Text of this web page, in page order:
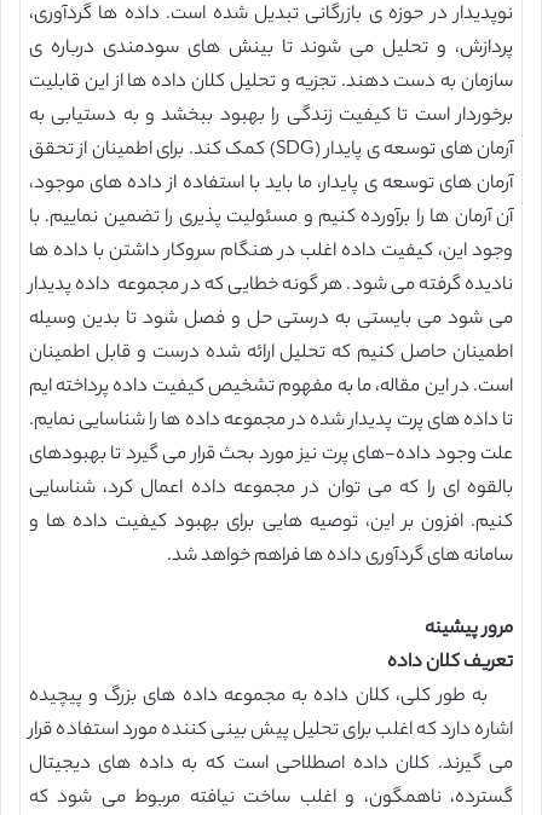
نوپدیدار در حوزه ی بازرگانی تبدیل شده است. داده ها گردآوری،
پردازش، و تحلیل می شوند تا بینش های سودمندی درباره ی
سازمان به دست دهند. تجزیه و تحلیل کلان داده ها از این قابلیت
برخوردار است تا کیفیت زندگی را بهبود ببخشد و به دستیابی به
آرمان های توسعه ی پایدار (SDG) کمک کند. برای اطمینان از تحقق
آرمان های توسعه ی پایدار، ما باید با استفاده از داده های موجود،
آن آرمان ها را برآورده کنیم و مسئولیت پذیری را تضمین نماییم. با
وجود این، کیفیت داده اغلب در هنگام سروکار داشتن با داده ها
نادیده گرفته می شود. هر گونه خطایی که در مجموعه داده پدیدار
می شود می بایستی به درستی حل و فصل شود تا بدین وسیله
اطمینان حاصل کنیم که تحلیل ارائه شده درست و قابل اطمینان
است. در این مقاله، ما به مفهوم تشخیص کیفیت داده پرداخته ایم
تا داده های پرت پدیدار شده در مجموعه داده ها را شناسایی نمایم.
علت وجود داده-های پرت نیز مورد بحث قرار می گیرد تا بهبودهای
بالقوه ای را که می توان در مجموعه داده اعمال کرد، شناسایی
کنیم. افزون بر این، توصیه هایی برای بهبود کیفیت داده ها و
سامانه های گردآوری داده ها فراهم خواهد شد.
مرور پیشینه
تعریف کلان داده
به طور کلی، کلان داده به مجموعه داده های بزرگ و پیچیده
اشاره دارد که اغلب برای تحلیل پیش بینی کننده مورد استفاده قرار
می گیرند. کلان داده اصطلاحی است که به داده های دیجیتال
گسترده، ناهمگون، و اغلب ساخت نیافته مربوط می شود که